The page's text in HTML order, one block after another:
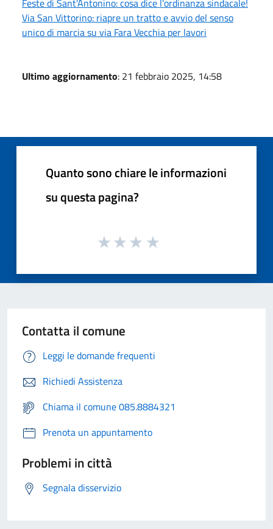
Via San Vittorino: riapre un tratto e avvio del senso
unico di marcia su via Fara Vecchia per lavori
Ultimo aggiornamento: 21 febbraio 2025, 14:58
Quanto sono chiare le informazioni
su questa pagina?
Contatta il comune
Leggi le domande frequenti
Richiedi Assistenza
Chiama il comune 085.8884321
Prenota un appuntamento
Problemi in città
Segnala disservizio